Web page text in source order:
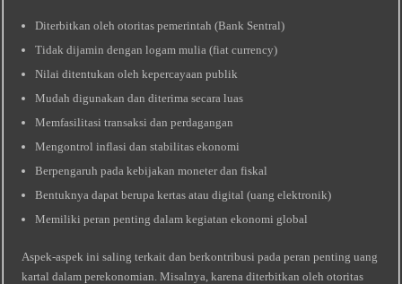
Diterbitkan oleh otoritas pemerintah (Bank Sentral)
Tidak dijamin dengan logam mulia (fiat currency)
Nilai ditentukan oleh kepercayaan publik
Mudah digunakan dan diterima secara luas
Memfasilitasi transaksi dan perdagangan
Mengontrol inflasi dan stabilitas ekonomi
Berpengaruh pada kebijakan moneter dan fiskal
Bentuknya dapat berupa kertas atau digital (uang elektronik)
Memiliki peran penting dalam kegiatan ekonomi global
Aspek-aspek ini saling terkait dan berkontribusi pada peran penting uang
kartal dalam perekonomian. Misalnya, karena diterbitkan oleh otoritas